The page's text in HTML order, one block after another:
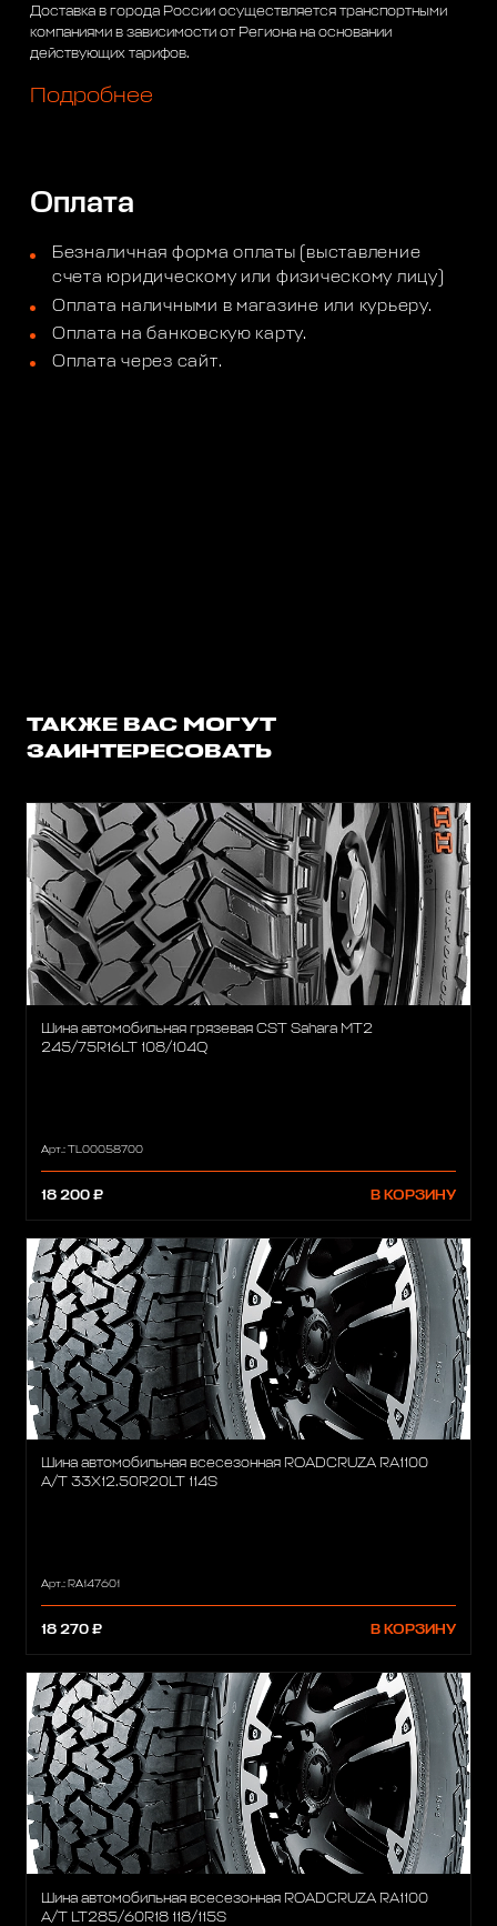
Доставка в города России осуществляется транспортными
компаниями в зависимости от Региона на основании
действующих тарифов.
Подробнее
Оплата
Безналичная форма оплаты (выставление
счета юридическому или физическому лицу)
Оплата наличными в магазине или курьеру.
Оплата на банковскую карту.
Оплата через сайт.
ТАКЖЕ ВАС МОГУТ
ЗАИНТЕРЕСОВАТЬ
Шина автомобильная грязевая CST Sahara MT2
245/75R16LT 108/104Q
Арт.: TL00058700
18 200 ₽ В КОРЗИНУ
Шина автомобильная всесезонная ROADCRUZA RA1100
A/T 33X12.50R20LT 114S
Арт.: RA147601
18 270 ₽ В КОРЗИНУ
Шина автомобильная всесезонная ROADCRUZA RA1100
A/T LT285/60R18 118/115S